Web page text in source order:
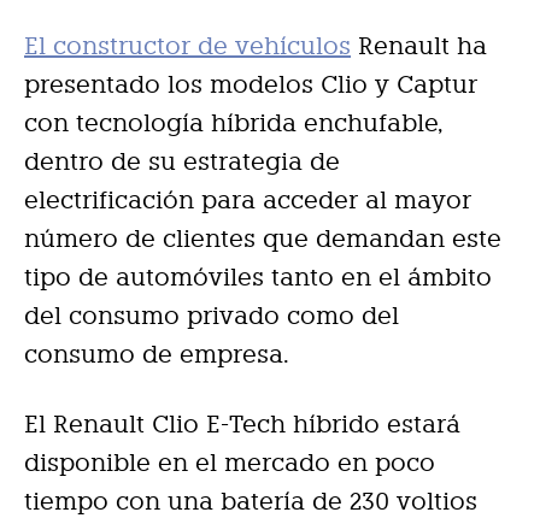
El constructor de vehículos Renault ha
presentado los modelos Clio y Captur
con tecnología híbrida enchufable,
dentro de su estrategia de
electrificación para acceder al mayor
número de clientes que demandan este
tipo de automóviles tanto en el ámbito
del consumo privado como del
consumo de empresa.
El Renault Clio E-Tech híbrido estará
disponible en el mercado en poco
tiempo con una batería de 230 voltios